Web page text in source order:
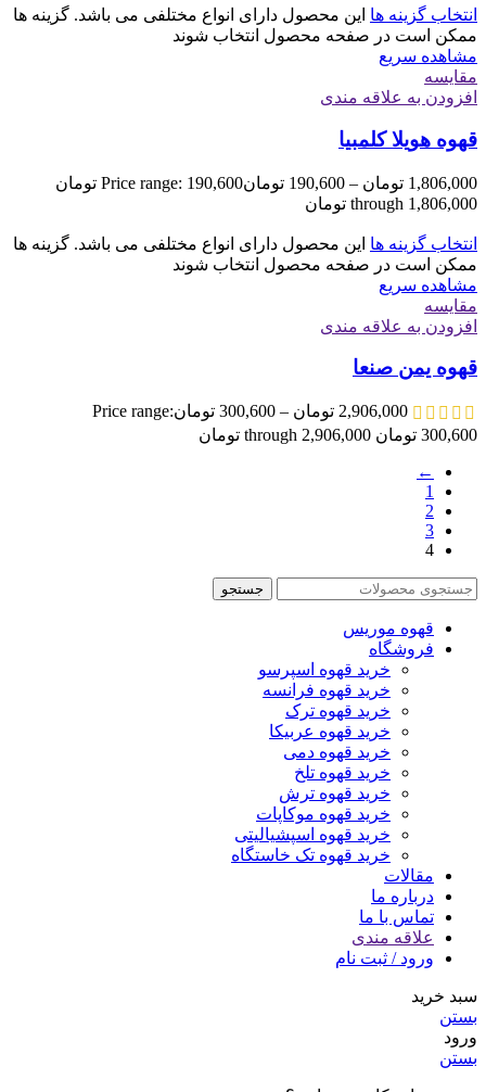
انتخاب گزینه ها این محصول دارای انواع مختلفی می باشد. گزینه ها
ممکن است در صفحه محصول انتخاب شوند
مشاهده سریع
مقایسه
افزودن به علاقه مندی
قهوه هویلا کلمبیا
1,806,000 تومان –
190,600 تومان
Price range: 190,600 تومان
through 1,806,000 تومان
انتخاب گزینه ها این محصول دارای انواع مختلفی می باشد. گزینه ها
ممکن است در صفحه محصول انتخاب شوند
مشاهده سریع
مقایسه
افزودن به علاقه مندی
قهوه یمن صنعا
2,906,000 تومان –
300,600 تومانPrice range:
300,600 تومان through 2,906,000 تومان
←
1
2
3
4
جستجو
قهوه موریس
فروشگاه
خرید قهوه اسپرسو
خرید قهوه فرانسه
خرید قهوه ترک
خرید قهوه عربیکا
خرید قهوه دمی
خرید قهوه تلخ
خرید قهوه ترش
خرید قهوه موکاپات
خرید قهوه اسپشیالیتی
خرید قهوه تک خاستگاه
مقالات
درباره ما
تماس با ما
علاقه مندی
ورود / ثبت نام
سبد خرید
بستن
ورود
بستن